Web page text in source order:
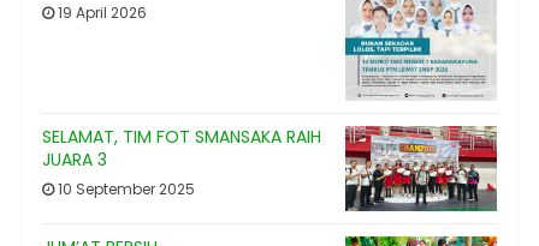
19 April 2026
SELAMAT, TIM FOT SMANSAKA RAIH
JUARA 3
10 September 2025